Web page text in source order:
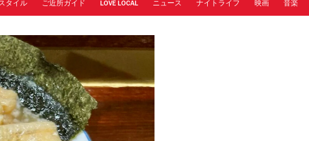
タイル ご近所ガイド LOVE LOCAL ニュース ナイトライフ 映画 音楽